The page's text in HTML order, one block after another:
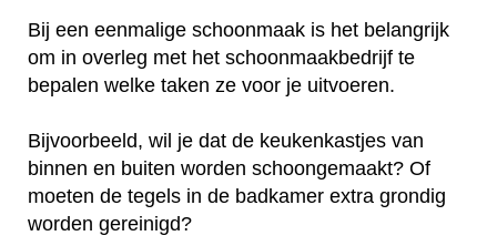
Bij een eenmalige schoonmaak is het belangrijk
om in overleg met het schoonmaakbedrijf te
bepalen welke taken ze voor je uitvoeren.
Bijvoorbeeld, wil je dat de keukenkastjes van
binnen en buiten worden schoongemaakt? Of
moeten de tegels in de badkamer extra grondig
worden gereinigd?